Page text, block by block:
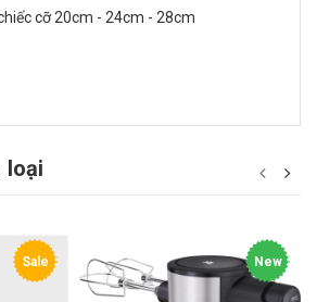
cỡ 20cm - 24cm - 28cm
loại
Sale New